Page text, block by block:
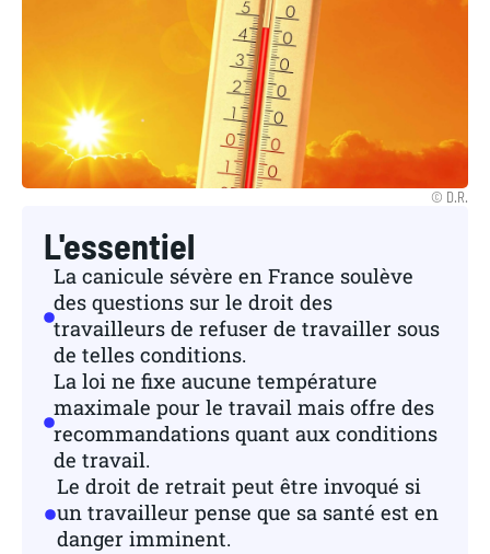
© D.R.
L'essentiel
La canicule sévère en France soulève
des questions sur le droit des
travailleurs de refuser de travailler sous
de telles conditions.
La loi ne fixe aucune température
maximale pour le travail mais offre des
recommandations quant aux conditions
de travail.
Le droit de retrait peut être invoqué si
un travailleur pense que sa santé est en
danger imminent.